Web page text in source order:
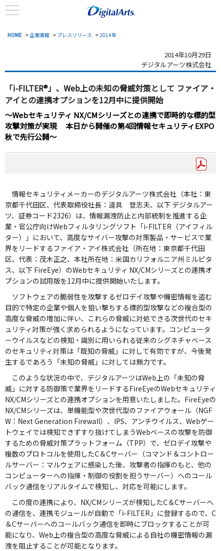
HOME > 企業情報 > プレスリリース > 2014年
2014年10月29日
デジタルアーツ株式会社
「i-FILTER®」、Web上の未知の脅威対策として ファイア・
アイとの連携オプションを12月中に提供開始
～Webセキュリティ NX/CMシリーズとの連携で即時的な標的型
攻撃対策が実現本日から開催の第4回情報セキュリティEXPO
秋で先行公開～
情報セキュリティメーカーのデジタルアーツ株式会社（本社：東
京都千代田区、代表取締役社長：道具 登志夫、以下 デジタルアー
ツ、証券コード2326）は、情報漏洩防止と内部統制を推進する企
業・官公庁向けWebフィルタリングソフト「i-FILTER（アイフィル
ター）」において、高度なサイバー攻撃の対策製品・サービスで業
界をリードするファイア・アイ株式会社（所在地：東京都千代田
区、代表：茂木正之、本社所在地：米国カリフォルニア州ミルピタ
ス、以下 FireEye）のWebセキュリティ NX/CMシリーズとの連携オ
プションの試用版を12月中に提供開始いたします。
ソフトウェアの脆弱性を攻撃するゼロデイ攻撃や機密情報を盗む
目的で特定の企業や個人を狙い撃ちする標的型攻撃などの複合型の
高度な脅威の増加に伴い、これらの脅威に対処できる次世代のセキ
ュリティ対策が強く求められるようになっています。コンピュータ
ーウイルスなどの検知・識別に用いられる従来のシグネチャベース
のセキュリティ対策は「既知の脅威」に対して有効ですが、今後発
生するであろう「未知の脅威」に対しては無力です。
このような状況の中で、デジタルアーツはWeb上の「未知の脅
威」に対する防御策で業界をリードするFireEyeのWebセキュリティ
NX/CMシリーズとの連携オプションを用意いたしました。FireEyeの
NX/CMシリーズは、単機能型や次世代型のファイアウォール（NGF
W：Next Generation Firewall）、IPS、アンチウイルス、Webゲー
トウェイでは検知できずすり抜けてしまうWebベースの攻撃を防御
するための脅威対策プラットフォーム（TPP）で、ゼロデイ攻撃や
複数のプロトコルを使用したC＆Cサーバー（コマンド＆コントロー
ルサーバー：マルウェアに感染した後、攻撃者の指揮のもと、他の
コンピューターへの指揮・制御の役割を担うサーバー）へのコール
バック通信をリアルタイムで検知し、対応を可能にします。
この度の連携により、NX/CMシリーズが検知したC＆Cサーバーへ
の通信を、連携モジュールが自動で「i-FILTER」に登録するので、C
＆Cサーバーへのコールバック通信を即時にブロックすることが可
能になり、Web上の複合型の高度な脅威による自社の機密情報の漏
洩を阻止することが可能となります。